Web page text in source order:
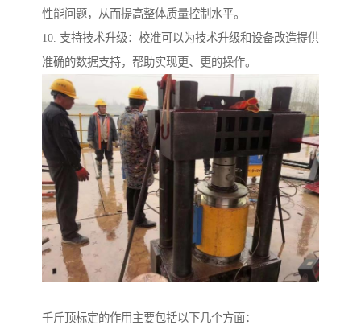
性能问题，从而提高整体质量控制水平。
10. 支持技术升级：校准可以为技术升级和设备改造提供
准确的数据支持，帮助实现更、更的操作。
千斤顶标定的作用主要包括以下几个方面：